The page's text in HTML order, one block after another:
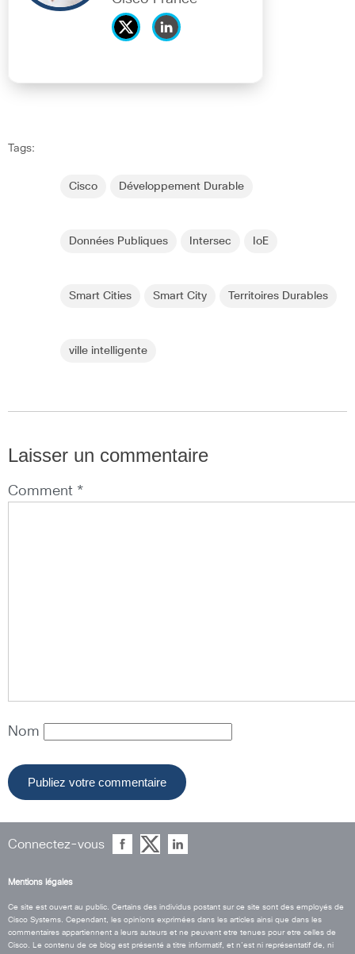
Tags:
Cisco Développement Durable
Données Publiques Intersec IoE
Smart Cities Smart City Territoires Durables
ville intelligente
Laisser un commentaire
Comment *
Nom
Connectez-vous
Mentions légales
Ce site est ouvert au public. Certains des individus postant sur ce site sont des employés de
Cisco Systems. Cependant, les opinions exprimées dans les articles ainsi que dans les
commentaires appartiennent a leurs auteurs et ne peuvent etre tenues pour etre celles de
Cisco. Le contenu de ce blog est présenté a titre informatif, et n’est ni représentatif de, ni